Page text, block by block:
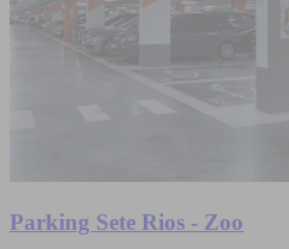
Parking Sete Rios - Zoo